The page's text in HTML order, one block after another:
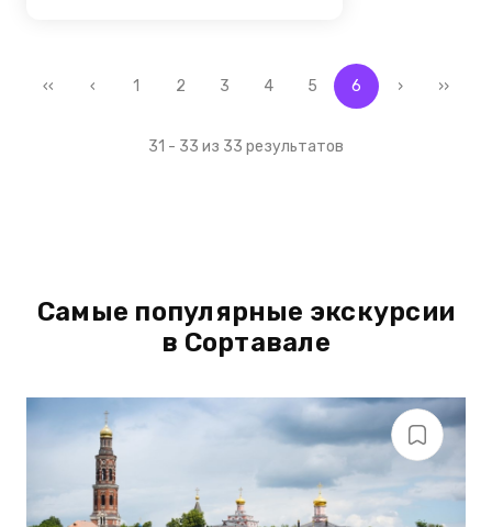
‹‹ ‹ 1 2 3 4 5 6 › ››
31 - 33 из 33 результатов
Самые популярные экскурсии
в Сортавале